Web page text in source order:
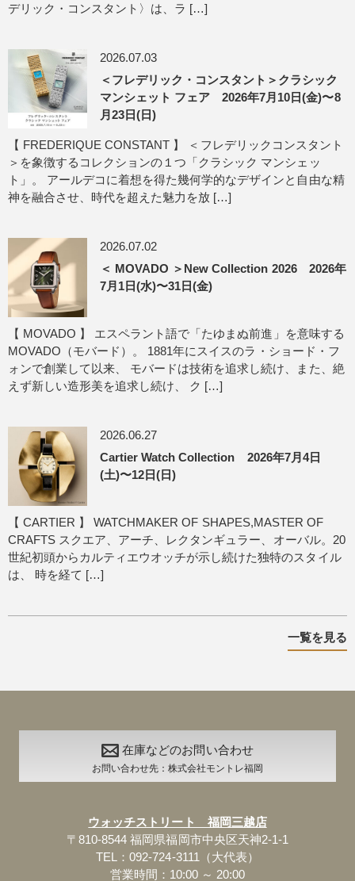
デリック・コンスタント〉は、ラ […]
2026.07.03
＜フレデリック・コンスタント＞クラシック
マンシェット フェア 2026年7月10日(金)〜8
月23日(日)
【 FREDERIQUE CONSTANT 】 ＜フレデリックコンスタント
＞を象徴するコレクションの１つ「クラシック マンシェッ
ト」。 アールデコに着想を得た幾何学的なデザインと自由な精
神を融合させ、時代を超えた魅力を放 […]
2026.07.02
＜ MOVADO ＞New Collection 2026 2026年
7月1日(水)〜31日(金)
【 MOVADO 】 エスペラント語で「たゆまぬ前進」を意味する
MOVADO（モバード）。 1881年にスイスのラ・ショード・フ
ォンで創業して以来、 モバードは技術を追求し続け、また、絶
えず新しい造形美を追求し続け、 ク […]
2026.06.27
Cartier Watch Collection 2026年7月4日
(土)〜12日(日)
【 CARTIER 】 WATCHMAKER OF SHAPES,MASTER OF
CRAFTS スクエア、アーチ、レクタンギュラー、オーバル。20
世紀初頭からカルティエウオッチが示し続けた独特のスタイル
は、 時を経て […]
一覧を見る
在庫などのお問い合わせ
お問い合わせ先：株式会社モントレ福岡
ウォッチストリート 福岡三越店
〒810-8544 福岡県福岡市中央区天神2-1-1
TEL：092-724-3111（大代表）
営業時間：10:00 ～ 20:00